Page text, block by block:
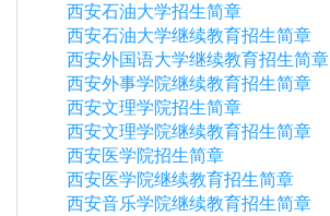
西安石油大学招生简章
西安石油大学继续教育招生简章
西安外国语大学继续教育招生简章
西安外事学院继续教育招生简章
西安文理学院招生简章
西安文理学院继续教育招生简章
西安医学院招生简章
西安医学院继续教育招生简章
西安音乐学院继续教育招生简章